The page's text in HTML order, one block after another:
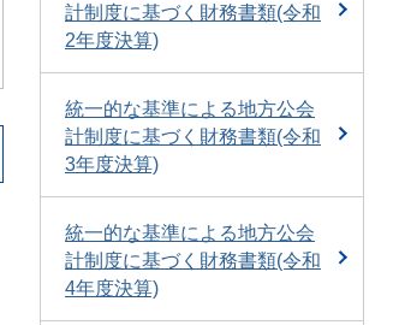
計制度に基づく財務書類(令和
2年度決算)
統一的な基準による地方公会
計制度に基づく財務書類(令和
3年度決算)
統一的な基準による地方公会
計制度に基づく財務書類(令和
4年度決算)